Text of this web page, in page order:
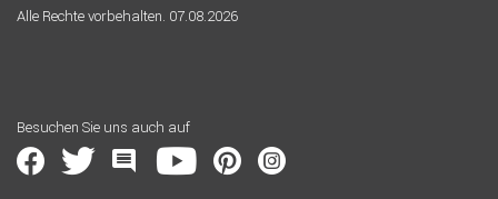
Alle Rechte vorbehalten. 07.08.2026
Besuchen Sie uns auch auf